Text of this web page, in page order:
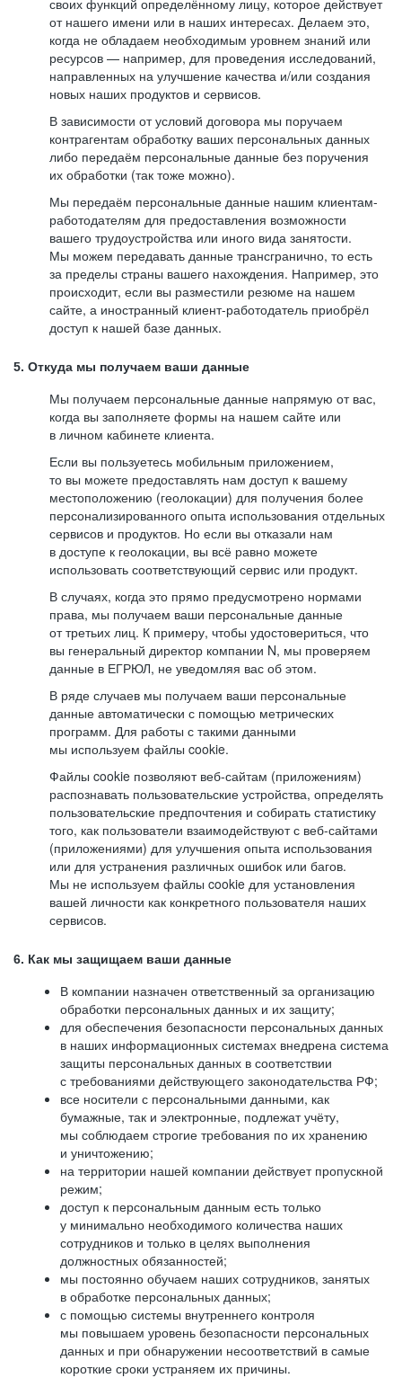
своих функций определённому лицу, которое действует
от нашего имени или в наших интересах. Делаем это,
когда не обладаем необходимым уровнем знаний или
ресурсов — например, для проведения исследований,
направленных на улучшение качества и/или создания
новых наших продуктов и сервисов.
В зависимости от условий договора мы поручаем
контрагентам обработку ваших персональных данных
либо передаём персональные данные без поручения
их обработки (так тоже можно).
Мы передаём персональные данные нашим клиентам-
работодателям для предоставления возможности
вашего трудоустройства или иного вида занятости.
Мы можем передавать данные трансгранично, то есть
за пределы страны вашего нахождения. Например, это
происходит, если вы разместили резюме на нашем
сайте, а иностранный клиент-работодатель приобрёл
доступ к нашей базе данных.
5. Откуда мы получаем ваши данные
Мы получаем персональные данные напрямую от вас,
когда вы заполняете формы на нашем сайте или
в личном кабинете клиента.
Если вы пользуетесь мобильным приложением,
то вы можете предоставлять нам доступ к вашему
местоположению (геолокации) для получения более
персонализированного опыта использования отдельных
сервисов и продуктов. Но если вы отказали нам
в доступе к геолокации, вы всё равно можете
использовать соответствующий сервис или продукт.
В случаях, когда это прямо предусмотрено нормами
права, мы получаем ваши персональные данные
от третьих лиц. К примеру, чтобы удостовериться, что
вы генеральный директор компании N, мы проверяем
данные в ЕГРЮЛ, не уведомляя вас об этом.
В ряде случаев мы получаем ваши персональные
данные автоматически с помощью метрических
программ. Для работы с такими данными
мы используем файлы cookie.
Файлы cookie позволяют веб-сайтам (приложениям)
распознавать пользовательские устройства, определять
пользовательские предпочтения и собирать статистику
того, как пользователи взаимодействуют с веб-сайтами
(приложениями) для улучшения опыта использования
или для устранения различных ошибок или багов.
Мы не используем файлы cookie для установления
вашей личности как конкретного пользователя наших
сервисов.
6. Как мы защищаем ваши данные
В компании назначен ответственный за организацию
обработки персональных данных и их защиту;
для обеспечения безопасности персональных данных
в наших информационных системах внедрена система
защиты персональных данных в соответствии
с требованиями действующего законодательства РФ;
все носители с персональными данными, как
бумажные, так и электронные, подлежат учёту,
мы соблюдаем строгие требования по их хранению
и уничтожению;
на территории нашей компании действует пропускной
режим;
доступ к персональным данным есть только
у минимально необходимого количества наших
сотрудников и только в целях выполнения
должностных обязанностей;
мы постоянно обучаем наших сотрудников, занятых
в обработке персональных данных;
с помощью системы внутреннего контроля
мы повышаем уровень безопасности персональных
данных и при обнаружении несоответствий в самые
короткие сроки устраняем их причины.